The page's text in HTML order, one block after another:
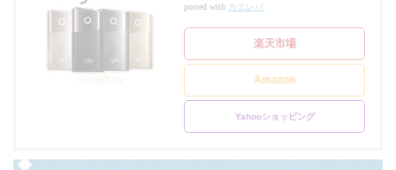
posted with カエレバ
楽天市場
Amazon
Yahooショッピング